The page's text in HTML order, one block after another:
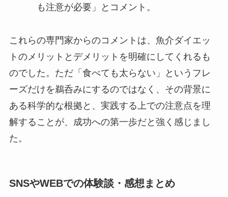
も注意が必要」とコメント。
これらの専門家からのコメントは、魚介ダイエッ
トのメリットとデメリットを明確にしてくれるも
のでした。ただ「食べても太らない」というフレ
ーズだけを鵜呑みにするのではなく、その背景に
ある科学的な根拠と、実践する上での注意点を理
解することが、成功への第一歩だと強く感じまし
た。
SNSやWEBでの体験談・感想まとめ